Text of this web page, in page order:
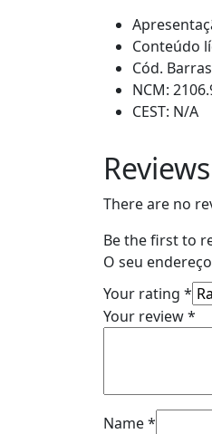
Conteúdo
Cód.
NCM:
CEST: N/A
Reviews
There are no
Be the first to
O seu
Your rating *
Your review*
Name*